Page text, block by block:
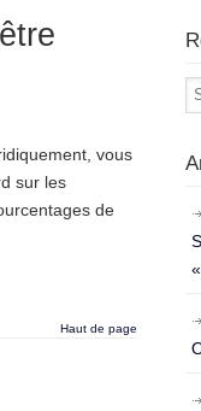
vous
sur les
de
Haut de page